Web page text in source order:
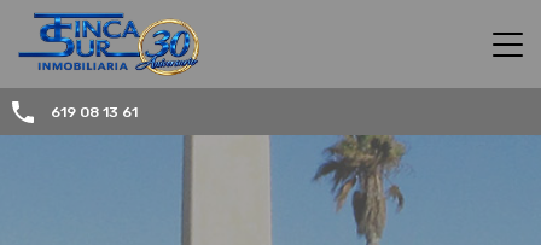
619 08 13 61